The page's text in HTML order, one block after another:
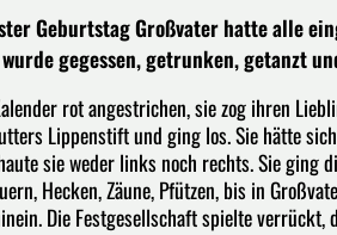
Geburtstag Großvater hatte alle
gegessen, getrunken, getanzt
rot angestrichen, sie zog ihren
Lippenstift und ging los. Sie hätte
sie weder links noch rechts. Sie ging
Hecken, Zäune, Pfützen, bis in
Die Festgesellschaft spielte